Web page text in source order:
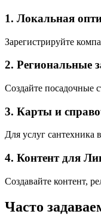
1. Локальная
Зарегистрируйте
2. Региональные
Создайте посадочные
3. Карты и
Для услуг
4. Контент для
Создавайте контент,
Часто